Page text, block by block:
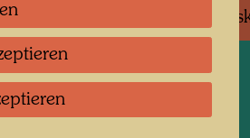
Literatur: